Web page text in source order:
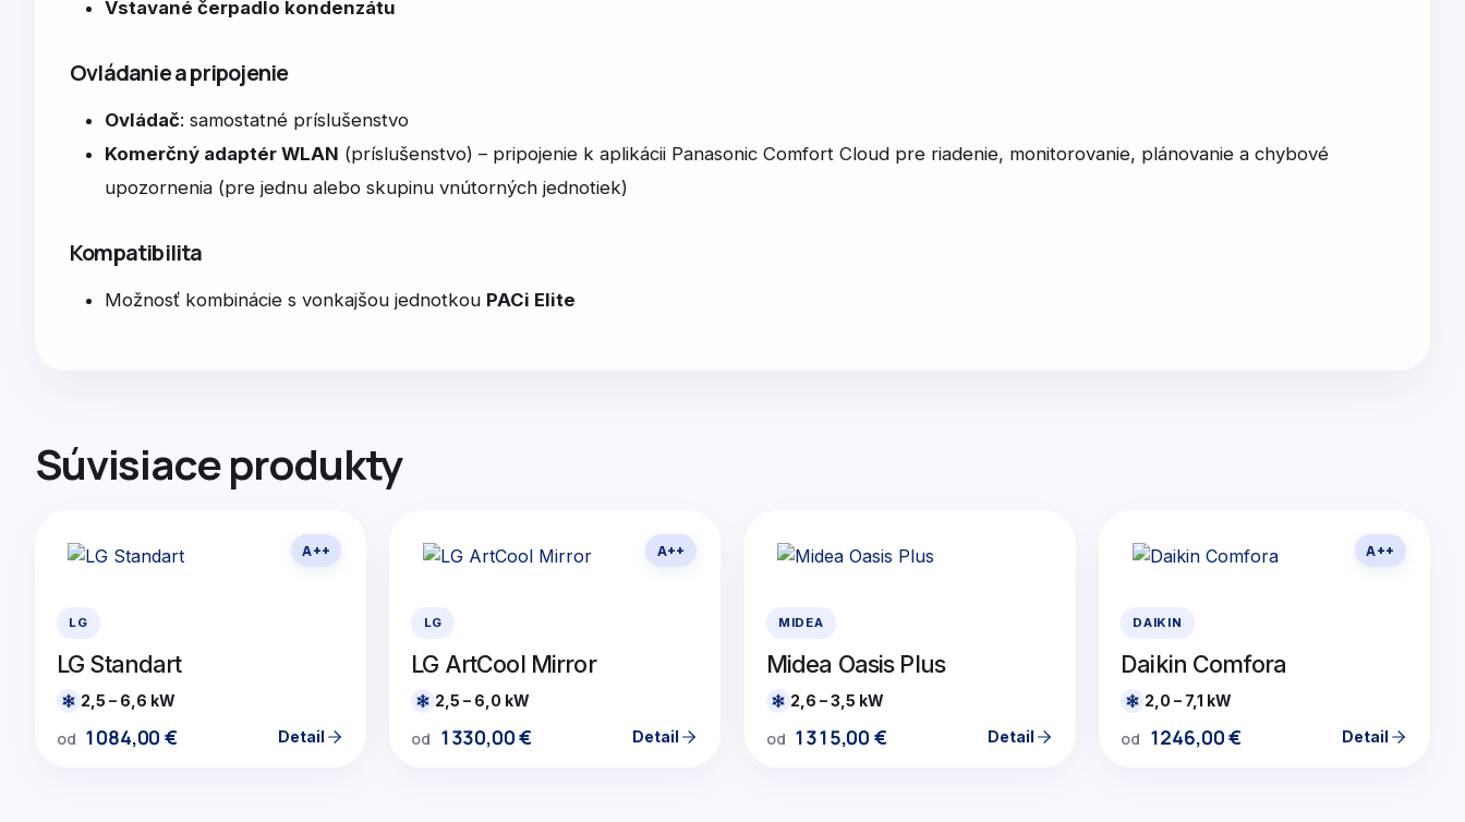
Vstavané čerpadlo kondenzátu
Ovládanie a pripojenie
Ovládač: samostatné príslušenstvo
Komerčný adaptér WLAN (príslušenstvo) – pripojenie k aplikácii Panasonic Comfort Cloud pre riadenie, monitorovanie, plánovanie a chybové
upozornenia (pre jednu alebo skupinu vnútorných jednotiek)
Kompatibilita
Možnosť kombinácie s vonkajšou jednotkou PACi Elite
Súvisiace produkty
A++
LG
LG Standart
2,5 – 6,6 kW
od 1084,00€ Detail
A++
LG
LG ArtCool Mirror
2,5 – 6,0 kW
od 1330,00€ Detail
MIDEA
Midea Oasis Plus
2,6 – 3,5 kW
od 1315,00 € Detail
A++
DAIKIN
Daikin Comfora
2,0 – 7,1 kW
od 1246,00€ Detail